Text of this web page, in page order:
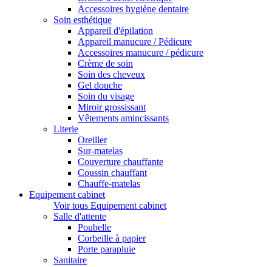
Accessoires hygiène dentaire
Soin esthétique
Appareil d'épilation
Appareil manucure / Pédicure
Accessoires manucure / pédicure
Crème de soin
Soin des cheveux
Gel douche
Soin du visage
Miroir grossissant
Vêtements amincissants
Literie
Oreiller
Sur-matelas
Couverture chauffante
Coussin chauffant
Chauffe-matelas
Equipement cabinet
Voir tous Equipement cabinet
Salle d'attente
Poubelle
Corbeille à papier
Porte parapluie
Sanitaire